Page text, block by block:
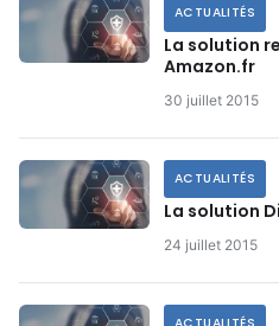
ACTUALITÉS
La solution
Amazon.fr
30 juillet 2015
ACTUALITÉS
La solution
24 juillet 2015